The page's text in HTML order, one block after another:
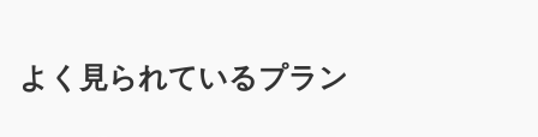
よく見られているプラン